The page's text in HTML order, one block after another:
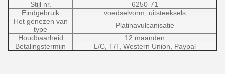
Stijl nr.
6250-71
Eindgebruik
voedselvorm, uitsteeksels
Het genezen van
type
Platinavulcanisatie
Houdbaarheid
12 maanden
Betalingstermijn
L/C, T/T, Western Union, Paypal